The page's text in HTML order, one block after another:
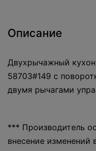
Описание
Двухрычажный
58703#149 с
двумя рычагами
*** Производитель
внесение